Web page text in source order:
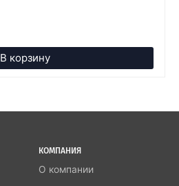
В корзину
КОМПАНИЯ
О компании